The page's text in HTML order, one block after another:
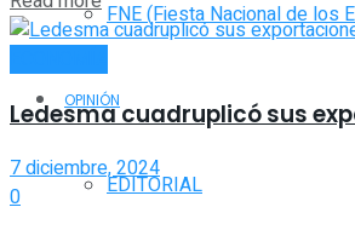
FNE (Fiesta Nacional de los
OPINIÓN
EDITORIAL
Ledesma cuadruplicó sus
7 diciembre, 2024
0